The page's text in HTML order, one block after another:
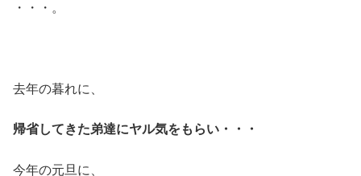
・・・。
去年の暮れに、
帰省してきた弟達にヤル気をもらい・・・
今年の元旦に、